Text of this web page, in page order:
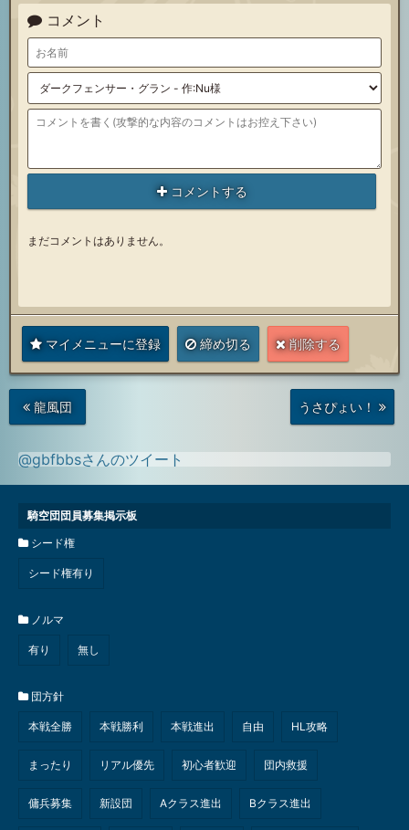
コメント
コメントする
まだコメントはありません。
マイメニューに登録 締め切る 削除する
次
の
投
龍風団
前
の
投
うさぴょい！
@gbfbbsさんのツイート
騎空団団員募集掲示板
シード権
シード権有り
ノルマ
有り 無し
団方針
本戦全勝 本戦勝利 本戦進出 自由 HL攻略
まったり リアル優先 初心者歓迎 団内救援
傭兵募集 新設団 Aクラス進出 Bクラス進出